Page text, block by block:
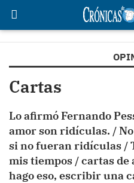
Cartas
Lo afirmó Fernando
amor son ridículas. /
si no fueran ridículas /
mis tiempos / cartas
hago eso, escribir una